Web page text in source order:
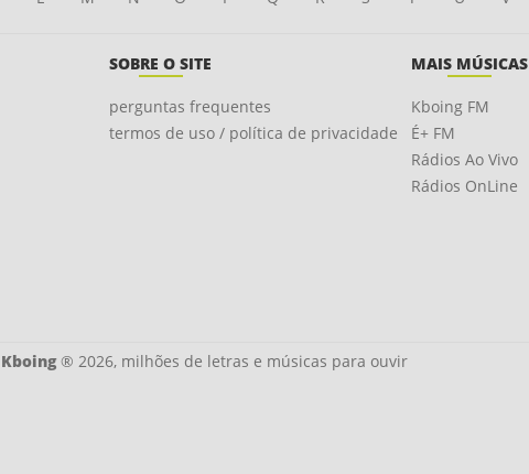
SOBRE O SITE
perguntas frequentes
termos de uso / política de privacidade
MAIS MÚSICAS
Kboing FM
É+ FM
Rádios Ao Vivo
Rádios OnLine
Kboing® 2026, milhões de letras e músicas para ouvir